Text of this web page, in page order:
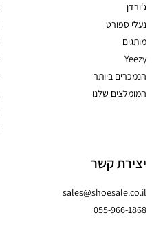
ג׳ורדן
נעלי ספורט
מותגים
Yeezy
הנמכרים ביותר
המומלצים שלנו
יצירת קשר
sales@shoesale.co.il
055-966-1868